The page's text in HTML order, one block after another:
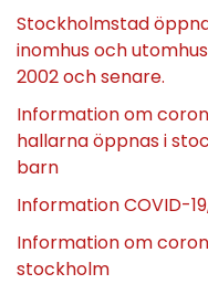
Stockholmstad
inomhus och
2002 och senare.
Information om
hallarna öppnas i
barn
Information COVID-
Information om
stockholm